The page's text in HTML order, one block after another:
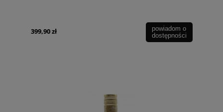
399,90 zł
powiadom o
dostępności